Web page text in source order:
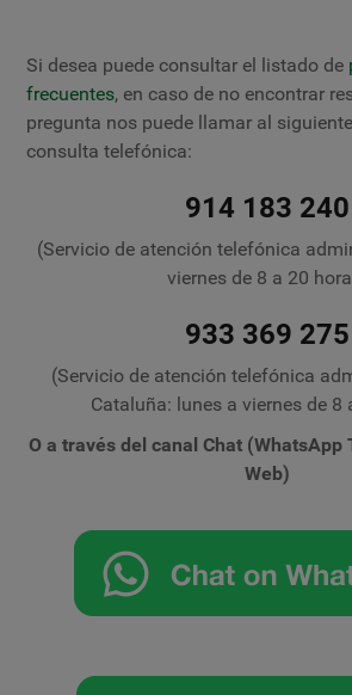
Si desea puede consultar el listado de
frecuentes, en caso de no encontrar
pregunta nos puede llamar al
consulta telefónica:
914 183 240
(Servicio de atención telefónica
viernes de 8 a 20
933 369 275
(Servicio de atención telefónica
Cataluña: lunes a viernes de 8
O a través del canal Chat (WhatsApp
Web)